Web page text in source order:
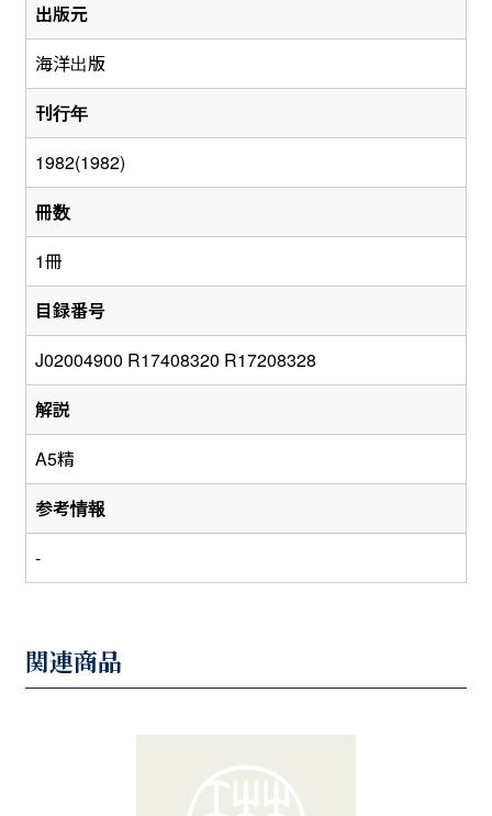
出版元
海洋出版
刊行年
1982(1982)
冊数
1冊
目録番号
J02004900 R17408320 R17208328
解説
A5精
参考情報
-
関連商品